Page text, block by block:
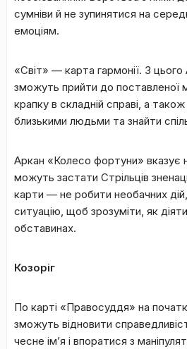
сумніви й не зупинятися на
емоціям.
«Світ» — карта гармонії. З цього
зможуть прийти до поставленої
крапку в складній справі, а
близькими людьми та знайти
Аркан «Колесо фортуни» вказує
можуть застати Стрільців
карти — не робити необачних дій,
ситуацію, щоб зрозуміти, як
обставинах.
Козоріг
По карті «Правосуддя» на
зможуть відновити
чесне ім’я і впоратися з